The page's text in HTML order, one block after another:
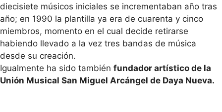
diecisiete músicos iniciales se incrementaban año tras
año; en 1990 la plantilla ya era de cuarenta y cinco
miembros, momento en el cual decide retirarse
habiendo llevado a la vez tres bandas de música
desde su creación.
Igualmente ha sido también fundador artístico de la
Unión Musical San Miguel Arcángel de Daya Nueva.